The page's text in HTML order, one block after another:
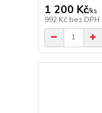
1 200 Kč/ks
992 Kč bez DPH